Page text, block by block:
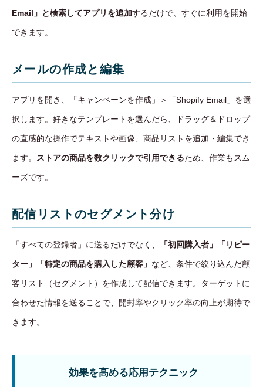
Email」と検索してアプリを追加するだけで、すぐに利用を開始
できます。
メールの作成と編集
アプリを開き、「キャンペーンを作成」＞「Shopify Email」を選
択します。好きなテンプレートを選んだら、ドラッグ＆ドロップ
の直感的な操作でテキストや画像、商品リストを追加・編集でき
ます。 ストアの商品を数クリックで引用できるため、作業もスム
ーズです。
配信リストのセグメント分け
「すべての登録者」に送るだけでなく、 「初回購入者」「リピー
ター」「特定の商品を購入した顧客」 など、条件で絞り込んだ顧
客リスト（セグメント）を作成して配信できます。ターゲットに
合わせた情報を送ることで、開封率やクリック率の向上が期待で
きます。
効果を高める応用テクニック